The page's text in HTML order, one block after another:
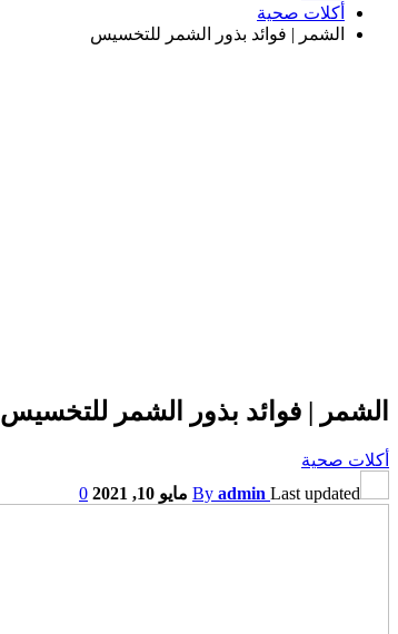
أكلات صحية
الشمر | فوائد بذور الشمر للتخسيس
الشمر | فوائد بذور الشمر للتخسيس
أكلات صحية
By admin Last updated مايو 10, 2021 0